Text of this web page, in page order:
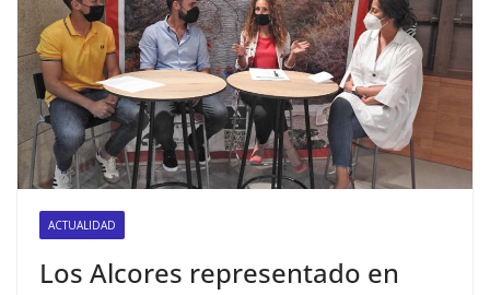
ACTUALIDAD
Los Alcores representado en